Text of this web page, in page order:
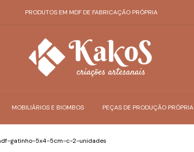
PRODUTOS EM MDF DE FABRICAÇÃO PRÓPRIA
MOBILIÁRIOS E BIOMBOS PEÇAS DE PRODUÇÃO PRÓPRIA
gatinho-5x4-5cm-c-2-unidades